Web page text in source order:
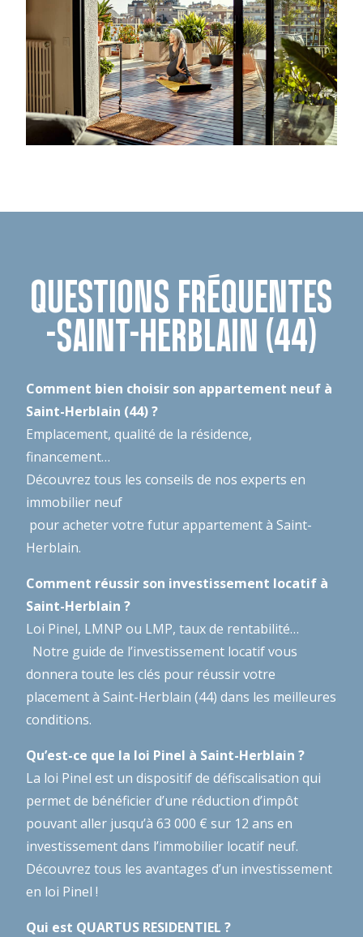
QUESTIONS FRÉQUENTES
-SAINT-HERBLAIN (44)
Comment bien choisir son appartement neuf à
Saint-Herblain (44) ?
Emplacement, qualité de la résidence,
financement…
Découvrez tous les conseils de nos experts en
immobilier neuf
pour acheter votre futur appartement à Saint-
Herblain.
Comment réussir son investissement locatif à
Saint-Herblain ?
Loi Pinel, LMNP ou LMP, taux de rentabilité…
Notre guide de l’investissement locatifvous
donnera toute les clés pour réussir votre
placement à Saint-Herblain (44) dans les meilleures
conditions.
Qu’est-ce que la loi Pinel à Saint-Herblain ?
La loi Pinel est un dispositif de défiscalisation qui
permet de bénéficier d’une réduction d’impôt
pouvant aller jusqu’à 63 000 € sur 12 ans en
investissement dans l’immobilier locatif neuf.
Découvrez tous les avantages d’un investissement
en loi Pinel !
Qui est QUARTUS RESIDENTIEL ?